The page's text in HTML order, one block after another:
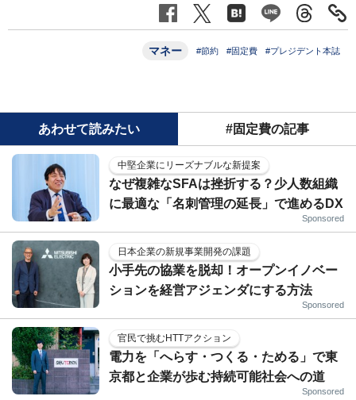
マネー #節約 #固定費 #プレジデント本誌
あわせて読みたい #固定費の記事
中堅企業にリーズナブルな新提案
なぜ複雑なSFAは挫折する？少人数組織
に最適な「名刺管理の延長」で進めるDX
Sponsored
日本企業の新規事業開発の課題
小手先の協業を脱却！オープンイノベー
ションを経営アジェンダにする方法
Sponsored
官民で挑むHTTアクション
電力を「へらす・つくる・ためる」で東
京都と企業が歩む持続可能社会への道
Sponsored